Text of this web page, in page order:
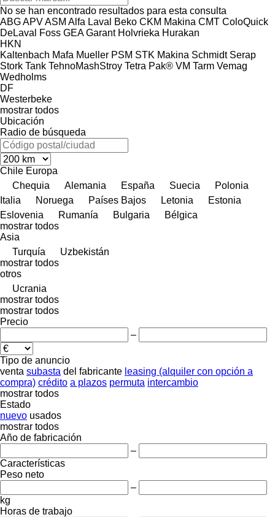
No se han encontrado resultados para esta consulta
ABGAPVASM Alfa Laval Beko CKM Makina CMT ColoQuick
DeLaval
Foss GEA Garant Holvrieka Hurakan
HKN
Kaltenbach Mafa Mueller PSM STK Makina Schmidt Serap
Stork Tank TehnoMashStroy Tetra Pak® VM Tarm Vemag
Wedholms
DF
Westerbeke
mostrar todos
Ubicación
Radio de búsqueda
Chile Europa
Chequia
Alemania España Suecia
Polonia
Italia
Noruega Países Bajos Letonia
Estonia
Eslovenia
Rumanía Bulgaria
Bélgica
mostrar todos
Asia
Turquía
Uzbekistán
mostrar todos
otros
Ucrania
mostrar todos
mostrar todos
Precio
–
Tipo de anuncio
venta subasta del fabricante leasing (alquiler con opción a
compra) crédito a plazos permuta intercambio
mostrar todos
Estado
nuevo usados
mostrar todos
Año de fabricación
–
Características
Peso neto
–
kg
Horas de trabajo